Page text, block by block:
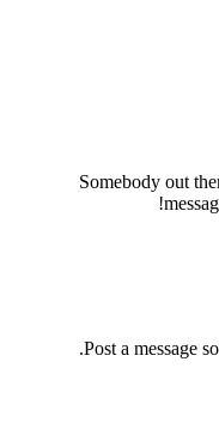
Somebody out
Post a message